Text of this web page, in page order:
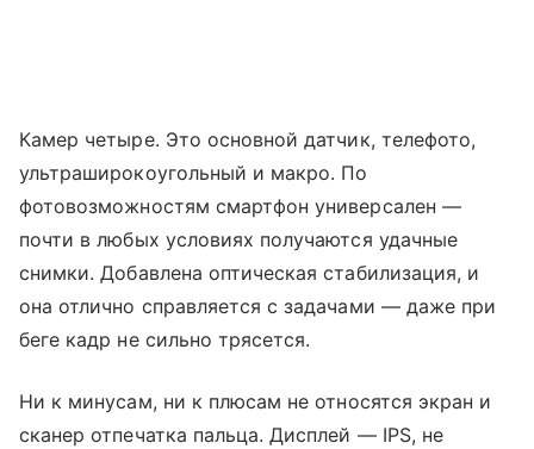
Камер четыре. Это основной датчик, телефото,
ультраширокоугольный и макро. По
фотовозможностям смартфон универсален —
почти в любых условиях получаются удачные
снимки. Добавлена оптическая стабилизация, и
она отлично справляется с задачами — даже при
беге кадр не сильно трясется.
Ни к минусам, ни к плюсам не относятся экран и
сканер отпечатка пальца. Дисплей — IPS, не